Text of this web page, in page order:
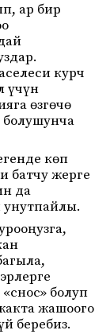
ар бир
курч
үчүн
өзгөчө
көп
батчу жерге
да
унутпайлы.
болуп
жашоого
беребиз.